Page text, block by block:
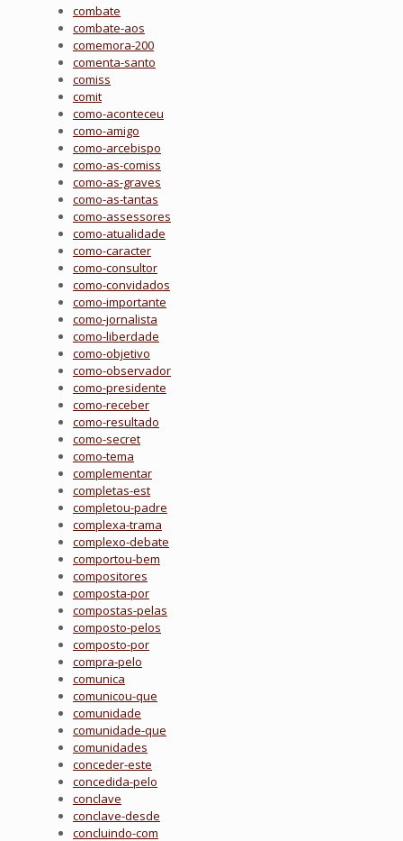
combate
combate-aos
comemora-200
comenta-santo
comiss
comit
como-aconteceu
como-amigo
como-arcebispo
como-as-comiss
como-as-graves
como-as-tantas
como-assessores
como-atualidade
como-caracter
como-consultor
como-convidados
como-importante
como-jornalista
como-liberdade
como-objetivo
como-observador
como-presidente
como-receber
como-resultado
como-secret
como-tema
complementar
completas-est
completou-padre
complexa-trama
complexo-debate
comportou-bem
compositores
composta-por
compostas-pelas
composto-pelos
composto-por
compra-pelo
comunica
comunicou-que
comunidade
comunidade-que
comunidades
conceder-este
concedida-pelo
conclave
conclave-desde
concluindo-com